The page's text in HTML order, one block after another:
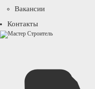
Вакансии
Контакты